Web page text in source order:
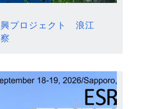
プロジェクト 浪江